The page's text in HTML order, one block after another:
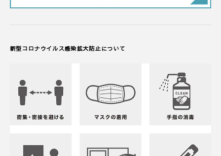
新型コロナウイルス感染拡大防止について